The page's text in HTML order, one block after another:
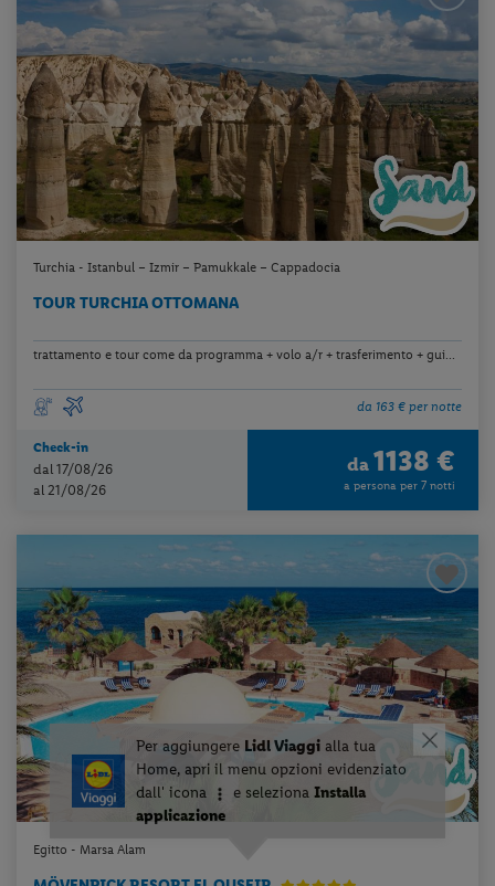
Turchia - Istanbul – Izmir – Pamukkale – Cappadocia
TOUR TURCHIA OTTOMANA
trattamento e tour come da programma + volo a/r + trasferimento + gui...
da 163 € per notte
Check-in
dal 17/08/26
al 21/08/26
da 1138 €
a persona per 7 notti
Egitto - Marsa Alam